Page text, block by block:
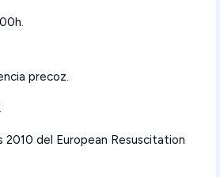
precoz.
2010 del European Resuscitation